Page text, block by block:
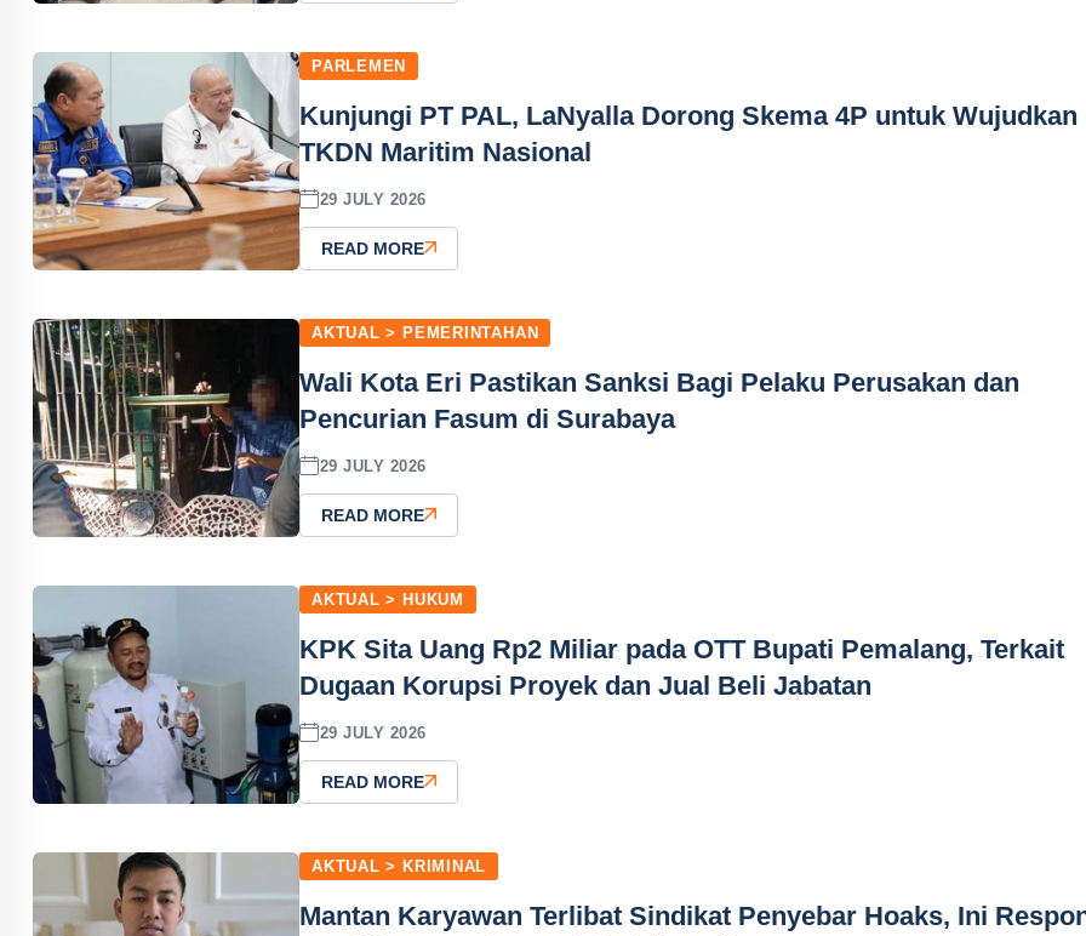
PARLEMEN
Kunjungi PT PAL, LaNyalla Dorong Skema 4P untuk Wujudkan
TKDN Maritim Nasional
29 JULY 2026
READ MORE
AKTUAL > PEMERINTAHAN
Wali Kota Eri Pastikan Sanksi Bagi Pelaku Perusakan dan
Pencurian Fasum di Surabaya
29 JULY 2026
READ MORE
AKTUAL > HUKUM
KPK Sita Uang Rp2 Miliar pada OTT Bupati Pemalang, Terkait
Dugaan Korupsi Proyek dan Jual Beli Jabatan
29 JULY 2026
READ MORE
AKTUAL > KRIMINAL
Mantan Karyawan Terlibat Sindikat Penyebar Hoaks, Ini